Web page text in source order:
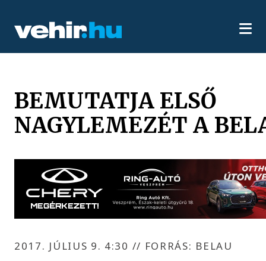
BEMUTATJA ELSŐ
NAGYLEMEZÉT A
2017. JÚLIUS 9. 4:30 // FORRÁS: BELAU